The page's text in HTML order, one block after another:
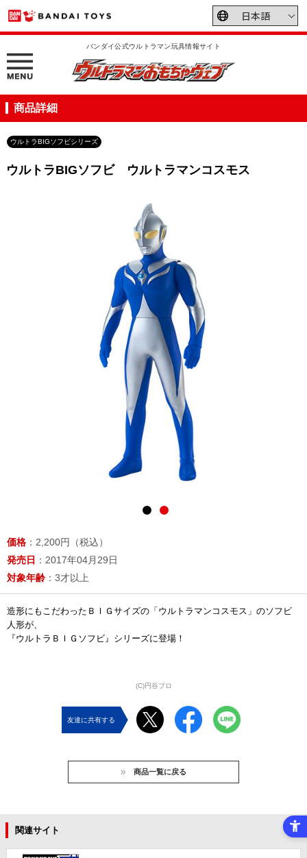
バンダイ公式ウルトラマン玩具情報サイト
商品詳細
ウルトラBIGソフビシリーズ
ウルトラBIGソフビ ウルトラマンコスモス
価格 ：2,200円（税込）
発売日 ：2017年04月29日
対象年齢 ：3才以上
造形にもこだわったＢＩＧサイズの「ウルトラマンコスモス」のソフビ
人形が、
『ウルトラＢＩＧソフビ』シリーズに登場！
(C)円谷プロ
友達に共有する
商品一覧に戻る
関連サイト